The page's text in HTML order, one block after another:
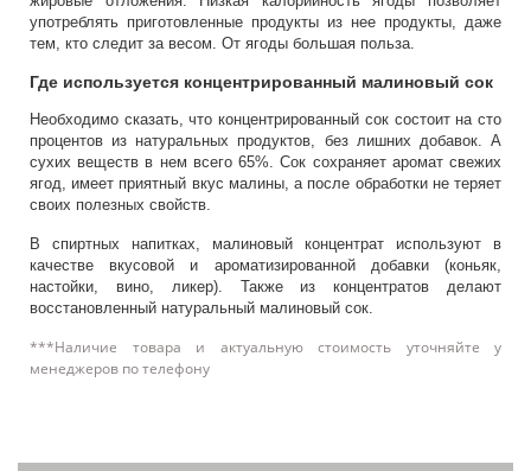
употреблять приготовленные продукты из нее продукты, даже
тем, кто следит за весом. От ягоды большая польза.
Где используется концентрированный малиновый сок
Необходимо сказать, что концентрированный сок состоит на сто
процентов из натуральных продуктов, без лишних добавок. А
сухих веществ в нем всего 65%. Сок сохраняет аромат свежих
ягод, имеет приятный вкус малины, а после обработки не теряет
своих полезных свойств.
В спиртных напитках, малиновый концентрат используют в
качестве вкусовой и ароматизированной добавки (коньяк,
настойки, вино, ликер). Также из концентратов делают
восстановленный натуральный малиновый сок.
***Наличие товара и актуальную стоимость уточняйте у
менеджеров по телефону